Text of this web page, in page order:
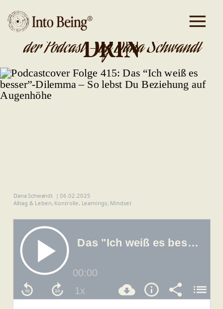
DA IST GOLD
DRIN
der Podcast - by Dana Schwandt
Dana Schwandt
06.02.2025
Alltag & Leben, Kontrolle, Learnings, Mindset